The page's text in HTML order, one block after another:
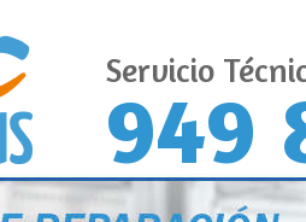
Servicio
949